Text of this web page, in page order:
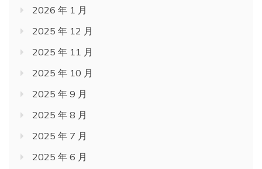
2026 年 1 月
2025 年 12 月
2025 年 11 月
2025 年 10 月
2025 年 9 月
2025 年 8 月
2025 年 7 月
2025 年 6 月